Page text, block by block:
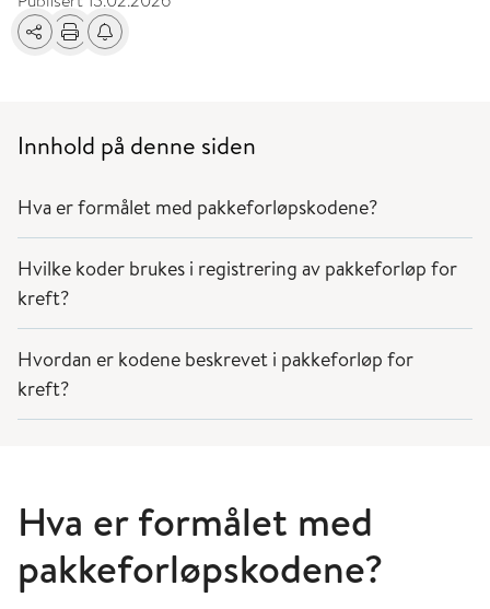
Del Skriv utFå varsel om endringer
Innhold på denne siden
Hva er formålet med pakkeforløpskodene?
Hvilke koder brukes i registrering av pakkeforløp for
kreft?
Hvordan er kodene beskrevet i pakkeforløp for
kreft?
Hva er formålet med
pakkeforløpskodene?